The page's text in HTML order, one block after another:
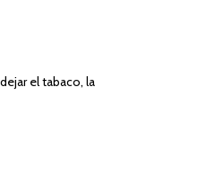
el tabaco, la